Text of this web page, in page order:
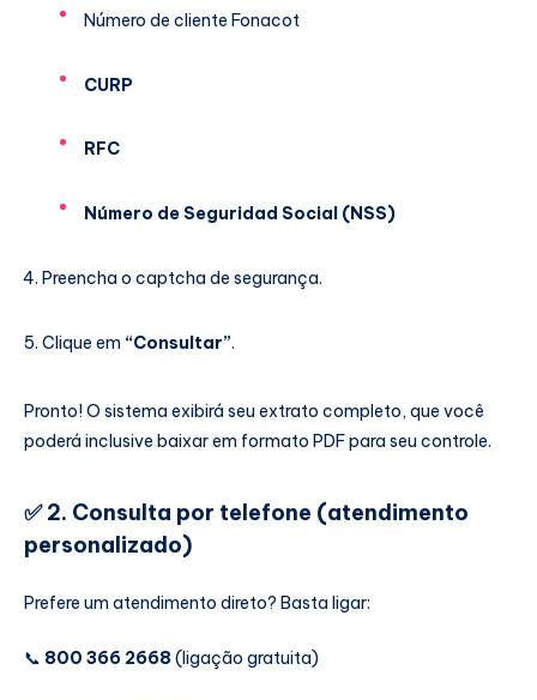
Número de cliente Fonacot
CURP
RFC
Número de Seguridad Social (NSS)
Preencha o captcha de segurança.
Clique em “Consultar”.
Pronto! O sistema exibirá seu extrato completo, que você
poderá inclusive baixar em formato PDF para seu controle.
✅2. Consulta por telefone (atendimento
personalizado)
Prefere um atendimento direto? Basta ligar:
📞 800 366 2668 (ligação gratuita)